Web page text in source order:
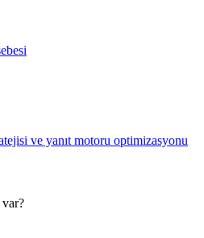
ve yanıt motoru optimizasyonu